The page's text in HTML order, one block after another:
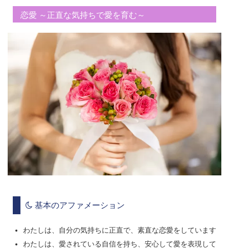
恋愛 ～正直な気持ちで愛を育む～
基本のアファメーション
わたしは、自分の気持ちに正直で、素直な恋愛をしています
わたしは、愛されている自信を持ち、安心して愛を表現して